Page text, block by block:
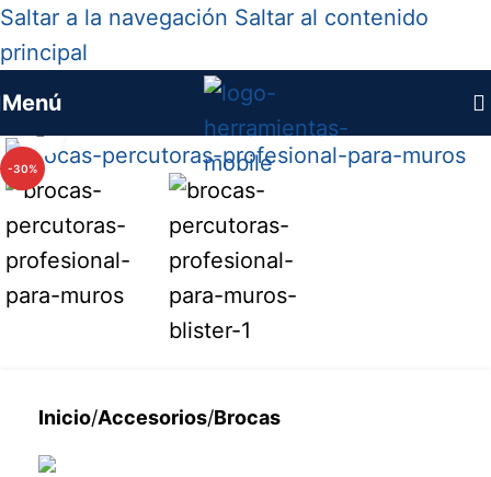
Saltar a la navegación Saltar al contenido
principal
Menú
-30%
Haga clic para ampliar
Inicio/Accesorios/Brocas